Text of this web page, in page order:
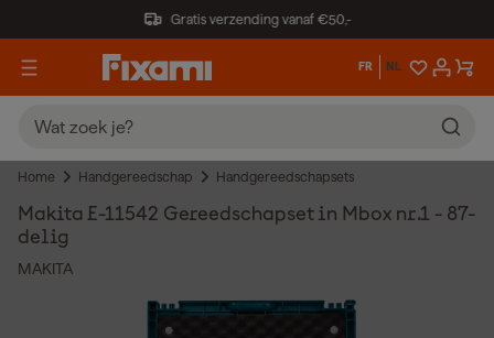
Gratis verzending vanaf €50,-
FR NL
Home Handgereedschap Handgereedschapsets
Makita E-11542 Gereedschapset in Mbox nr.1 - 87-
delig
MAKITA